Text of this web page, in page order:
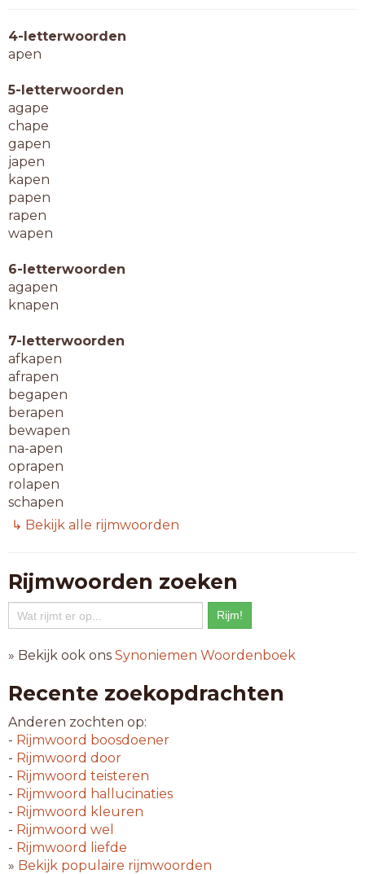
4-letterwoorden
apen
5-letterwoorden
agape
chape
gapen
japen
kapen
papen
rapen
wapen
6-letterwoorden
agapen
knapen
7-letterwoorden
afkapen
afrapen
begapen
berapen
bewapen
na-apen
oprapen
rolapen
schapen
vosapen
8-letterwoorden
aangapen
apegapen
beslapen
brulapen
geslapen
inslapen
kuifapen
mensapen
neusapen
ontwapen
satrapen
schrapen
snotapen
titiapen
uitrapen
↳ Bekijk alle rijmwoorden
Rijmwoorden zoeken
» Bekijk ook ons Synoniemen Woordenboek
Recente zoekopdrachten
Anderen zochten op:
- Rijmwoord boosdoener
- Rijmwoord door
- Rijmwoord teisteren
- Rijmwoord hallucinaties
- Rijmwoord kleuren
- Rijmwoord wel
- Rijmwoord
liefde
» Bekijk populaire rijmwoorden